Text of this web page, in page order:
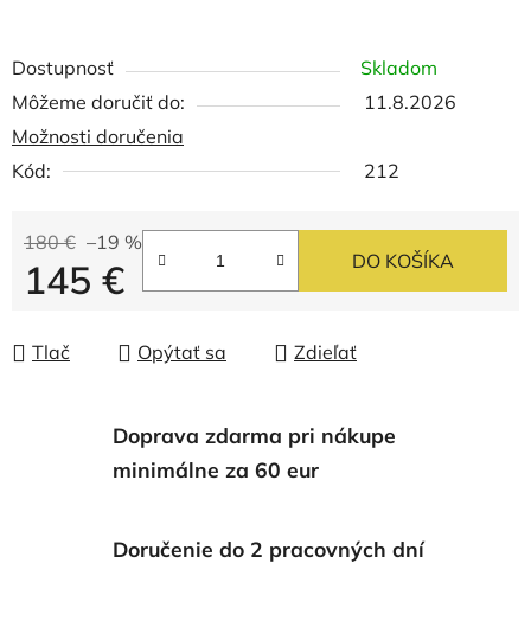
Dostupnosť
Skladom
Môžeme doručiť do:
11.8.2026
Možnosti doručenia
Kód:
212
180 € –19 %
145 € DO KOŠÍKA
Tlač Opýtať sa Zdieľať
Doprava zdarma pri nákupe
minimálne za 60 eur
Doručenie do 2 pracovných dní